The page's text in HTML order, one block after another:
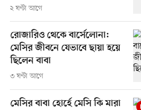
২ ঘণ্টা আগে
রোজারিও থেকে বার্সেলোনা:
মেসির জীবনে যেভাবে ছায়া হয়ে
ছিলেন বাবা
৩ ঘণ্টা আগে
মেসির বাবা হোর্হে মেসি কি মারা